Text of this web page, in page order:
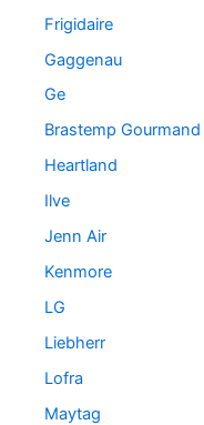
Frigidaire
Gaggenau
Ge
Brastemp Gourmand
Heartland
Ilve
Jenn Air
Kenmore
LG
Liebherr
Lofra
Maytag